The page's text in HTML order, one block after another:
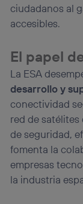
ciudadanos al
accesibles.
El papel
La ESA
desarrollo y
conectividad
red de
de seguridad,
fomenta la
empresas
la industria